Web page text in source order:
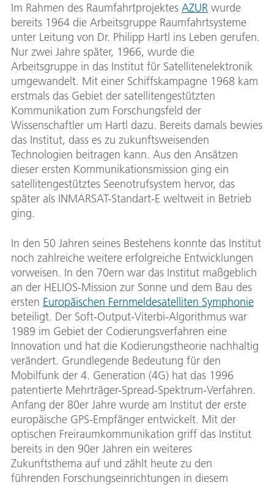
Im Rahmen des Raumfahrtprojektes AZUR wurde
bereits 1964 die Arbeitsgruppe Raumfahrtsysteme
unter Leitung von Dr. Philipp Hartl ins Leben gerufen.
Nur zwei Jahre später, 1966, wurde die
Arbeitsgruppe in das Institut für Satellitenelektronik
umgewandelt. Mit einer Schiffskampagne 1968 kam
erstmals das Gebiet der satellitengestützten
Kommunikation zum Forschungsfeld der
Wissenschaftler um Hartl dazu. Bereits damals bewies
das Institut, dass es zu zukunftsweisenden
Technologien beitragen kann. Aus den Ansätzen
dieser ersten Kommunikationsmission ging ein
satellitengestütztes Seenotrufsystem hervor, das
später als INMARSAT-Standart-E weltweit in Betrieb
ging.
In den 50 Jahren seines Bestehens konnte das Institut
noch zahlreiche weitere erfolgreiche Entwicklungen
vorweisen. In den 70ern war das Institut maßgeblich
an der HELIOS-Mission zur Sonne und dem Bau des
ersten Europäischen Fernmeldesatelliten Symphonie
beteiligt. Der Soft-Output-Viterbi-Algorithmus war
1989 im Gebiet der Codierungsverfahren eine
Innovation und hat die Kodierungstheorie nachhaltig
verändert. Grundlegende Bedeutung für den
Mobilfunk der 4. Generation (4G) hat das 1996
patentierte Mehrträger-Spread-Spektrum-Verfahren.
Anfang der 80er Jahre wurde am Institut der erste
europäische GPS-Empfänger entwickelt. Mit der
optischen Freiraumkommunikation griff das Institut
bereits in den 90er Jahren ein weiteres
Zukunftsthema auf und zählt heute zu den
führenden Forschungseinrichtungen in diesem